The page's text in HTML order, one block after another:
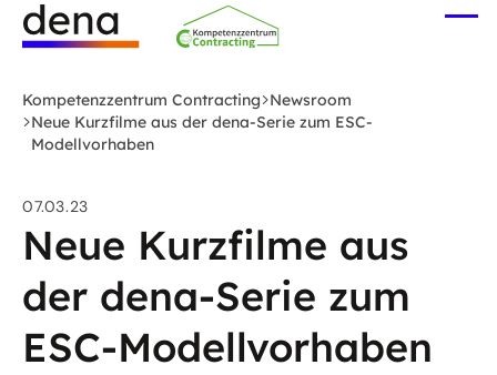
Zum
Hauptinhalt
Deutsche
Energie-
Agentur
-
zur
Startseite
Kompetenzzentrum Contracting Newsroom
Neue Kurzfilme aus der dena-Serie zum ESC-
Modellvorhaben
07.03.23
Neue Kurzfilme aus
der dena-Serie zum
ESC-Modellvorhaben